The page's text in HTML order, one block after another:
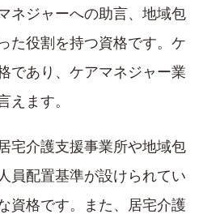
ネジャーへの助言、地域包
た役割を持つ資格です。ケ
であり、ケアマネジャー業
えます。
宅介護支援事業所や地域包
員配置基準が設けられてい
資格です。また、居宅介護